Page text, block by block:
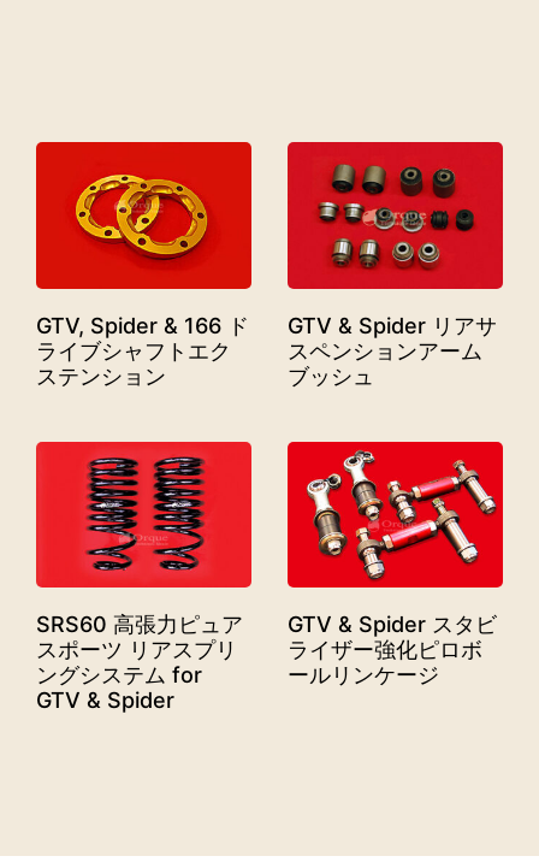
GTV, Spider & 166 ド
ライブシャフトエク
ステンション
GTV & Spider リアサ
スペンションアーム
ブッシュ
SRS60 高張力ピュア
スポーツ リアスプリ
ングシステム for
GTV & Spider
GTV & Spider スタビ
ライザー強化ピロボ
ールリンケージ